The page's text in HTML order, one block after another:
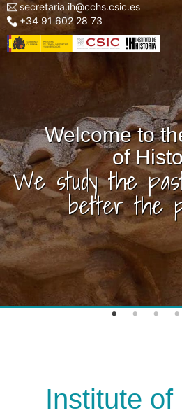
Skip
to
main
Menu
top
left
secretaria.ih@cchs.csic.es
+34 91 602 28 73
Welcome to
of
We study the
better the
Institute of